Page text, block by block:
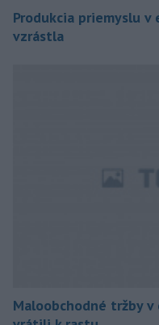
Produkcia priemyslu v
vzrástla
Maloobchodné tržby